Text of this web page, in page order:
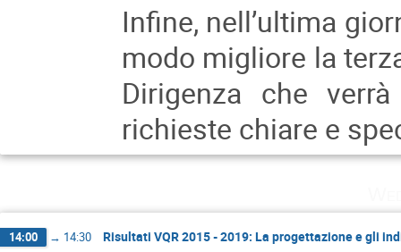
Infine, nell’ultima
modo migliore la
Dirigenza che
richieste chiare e
14:00 → 14:30 Risultati VQR 2015 - 2019: La progettazione e gli